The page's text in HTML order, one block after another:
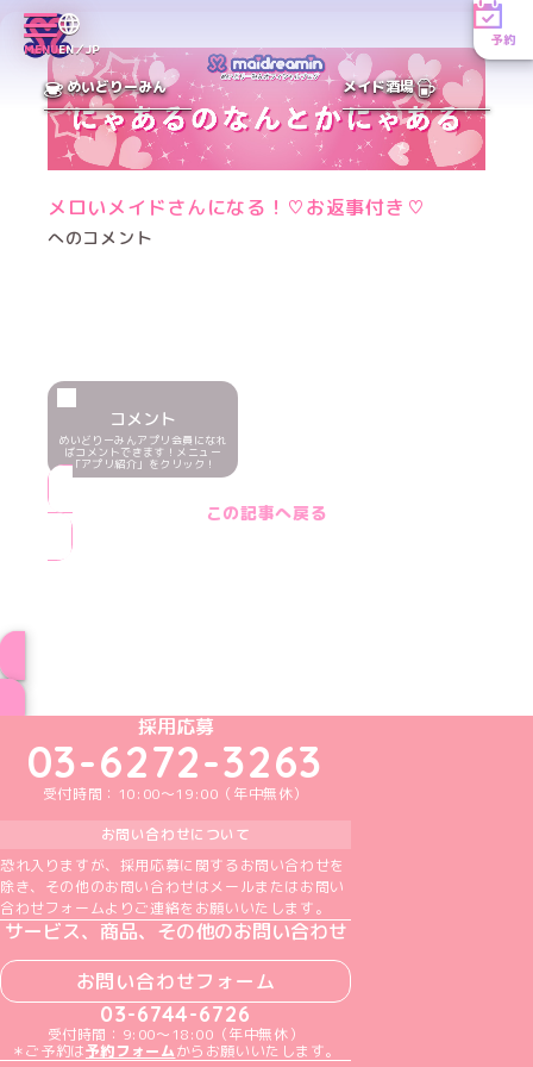
MENUEN／JP
予約
めいどりーみん メイド酒場
メロいメイドさんになる！♡お返事付き♡
へのコメント
コメント
めいどりーみんアプリ会員になれ
ばコメントできます！メニュー
「アプリ紹介」をクリック！
この記事へ戻る
めいどりーみんTikTok公式アカウント
めいどりーみんX公式アカウント
めいどりーみんInstagram公式アカウント
めいどりーみんFacebook公式アカウン
めいどりーみんYouTube公式アカ
採用応募
03-6272-3263
受付時間：10:00～19:00（年中無休）
お問い合わせについて
恐れ入りますが、採用応募に関するお問い合わせを
除き、その他のお問い合わせはメールまたはお問い
合わせフォームよりご連絡をお願いいたします。
サービス、商品、その他のお問い合わせ
お問い合わせフォーム
03-6744-6726
受付時間：9:00～18:00（年中無休）
＊ご予約は予約フォームからお願いいたします。